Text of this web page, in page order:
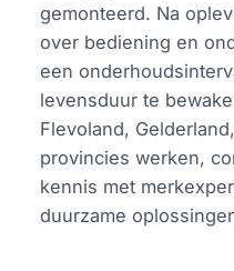
gemonteerd. Na
over bediening en
een
levensduur te
Flevoland,
provincies werken,
kennis met
duurzame